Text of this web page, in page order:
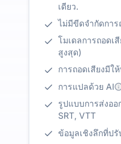
เดียว.
ไม่มีขีดจำกัดกา
โมเดลการถอดเ
สูงสุด)
การถอดเสียงมีใ
การแปลด้วย AI
รูปแบบการส่งออ
SRT, VTT
ข้อมูลเชิงลึกที่ปรั